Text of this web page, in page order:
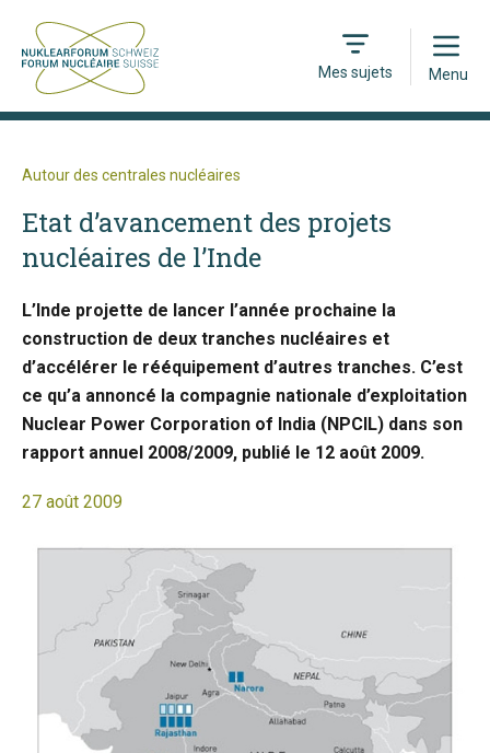
Mes sujets
Open
Menu
Autour des centrales nucléaires
Etat d’avancement des projets
nucléaires de l’Inde
L’Inde projette de lancer l’année prochaine la
construction de deux tranches nucléaires et
d’accélérer le rééquipement d’autres tranches. C’est
ce qu’a annoncé la compagnie nationale d’exploitation
Nuclear Power Corporation of India (NPCIL) dans son
rapport annuel 2008/2009, publié le 12 août 2009.
27 août 2009